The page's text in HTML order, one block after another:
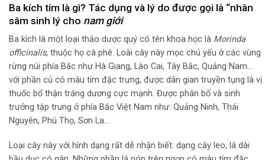
Ba kích tím là gì? Tác dụng và lý do được gọi là “nhân
sâm sinh lý cho nam giới
Ba kích là một loại thảo dược quý có tên khoa học là Morinda
officinalis, thuộc họ cà phê. Loài cây này mọc chủ yếu ở các vùng
rừng núi phía Bắc như Hà Giang, Lào Cai, Tây Bắc, Quảng Nam…
với phần củ có màu tím đặc trưng, được dân gian truyền tụng là vị
thuốc bổ thận tráng dương cực mạnh. Được phân bố và sinh
trưởng tập trung ở phía Bắc Việt Nam như: Quảng Ninh, Thái
Nguyên, Phú Thọ, Sơn La…
Loại cây này với hình dạng rất dễ nhận biết: dạng cây leo, lá dài